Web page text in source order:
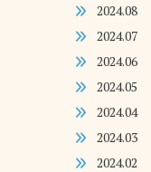
2024.08
2024.07
2024.06
2024.05
2024.04
2024.03
2024.02